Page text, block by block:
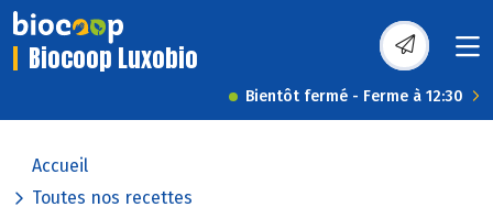
Biocoop Luxobio
Bientôt fermé - Ferme à 12:30
Accueil
Toutes nos recettes